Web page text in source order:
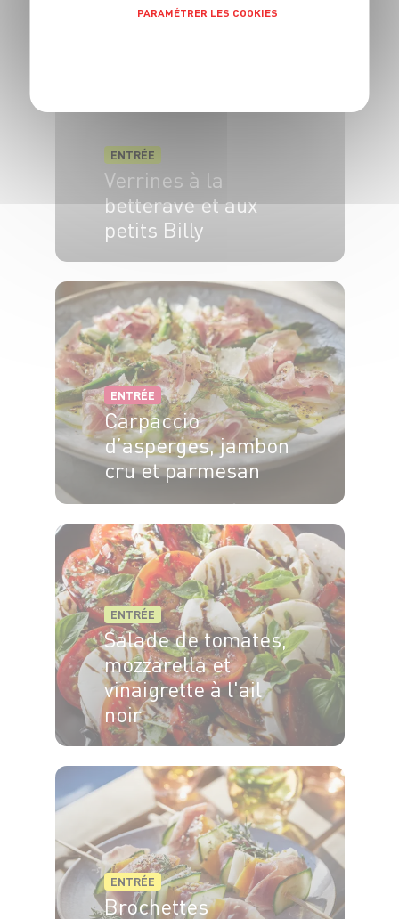
ENTRÉE
Verrines à la
betterave et aux
petits Billy
ENTRÉE
Carpaccio
d’asperges, jambon
cru et parmesan
ENTRÉE
Salade de tomates,
mozzarella et
vinaigrette à l'ail
noir
ENTRÉE
Brochettes
PARAMÉTRER LES COOKIES